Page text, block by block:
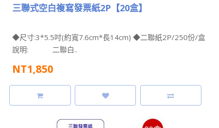
三聯式空白複寫發票紙2P【20盒】
◆尺寸:3*5.5吋(約寬7.6cm*長14cm) ◆二聯紙2P/250份/盒
說明: 二聯白..
NT1,850